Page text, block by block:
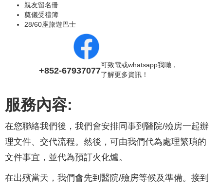
親友留名冊
奠儀受禮簿
28/60座旅遊巴士
+852-67937077
可致電或whatsapp我哋，
了解更多資訊！
服務內容:
在您聯絡我們後，我們會安排同事到醫院/殮房一起辦
理文件、交代流程。然後，可由我們代為處理繁瑣的
文件事宜，並代為預訂火化爐。
在出殯當天，我們會先到醫院/殮房等候及準備。接到